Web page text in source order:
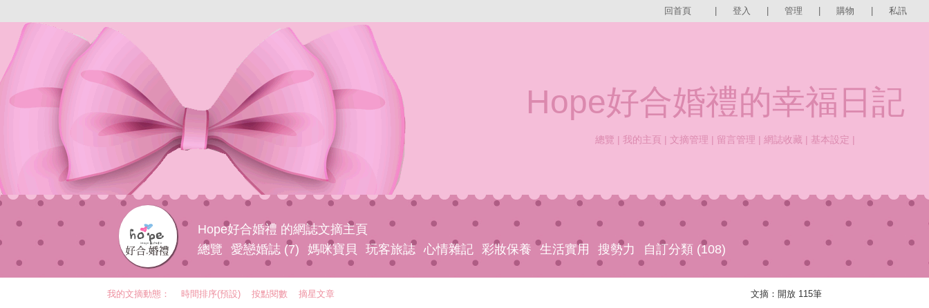
回首頁 登入 管理 購物 私訊
Hope好合婚禮的幸福日記
總覽 | 我的主頁 | 文摘管理 | 留言管理 | 網誌收藏 | 基本設定 |
Hope好合婚禮 的網誌文摘主頁
總覽
愛戀婚誌 (7) 媽咪寶貝 玩客旅誌 心情雜記 彩妝保養 生活實用 搜勢力 自訂分類 (108)
我的文摘動態： 時間排序(預設) 按點閱數 摘星文章 文摘：開放 115筆